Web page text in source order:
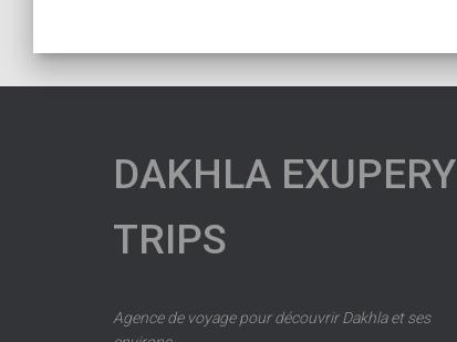
DAKHLA EXUPERY
TRIPS
Agence de voyage pour découvrir Dakhla et ses